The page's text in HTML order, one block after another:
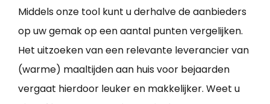
Middels onze tool kunt u derhalve de aanbieders
op uw gemak op een aantal punten vergelijken.
Het uitzoeken van een relevante leverancier van
(warme) maaltijden aan huis voor bejaarden
vergaat hierdoor leuker en makkelijker. Weet u